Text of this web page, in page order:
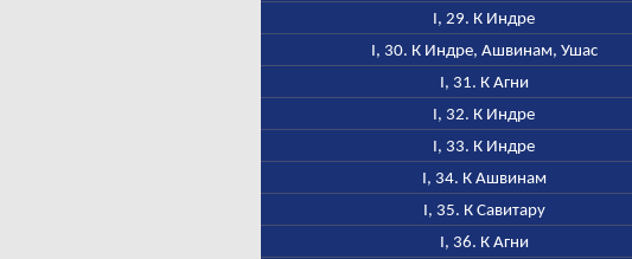
I, 29. К Индре
I, 30. К Индре, Ашвинам, Ушас
I, 31. К Агни
I, 32. К Индре
I, 33. К Индре
I, 34. К Ашвинам
I, 35. К Савитару
I, 36. К Агни